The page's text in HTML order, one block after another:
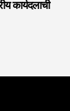
कार्यदलाची